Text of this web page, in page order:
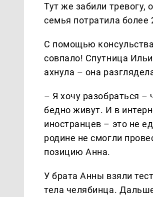
Тут же забили тревогу,
семья потратила более
С помощью
совпало! Спутница
ахнула – она
– Я хочу разобраться
бедно живут. И в
иностранцев – это не
родине не смогли
позицию Анна.
У брата Анны взяли
тела челябинца.